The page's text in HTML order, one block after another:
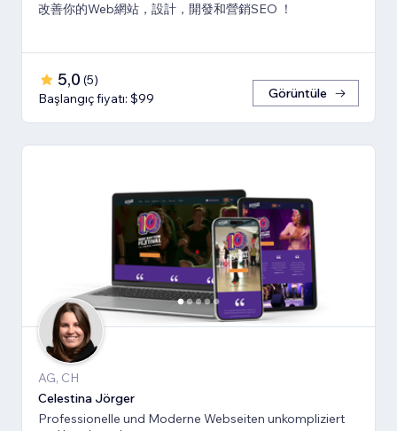
改善你的Web網站，設計，開發和營銷SEO ！
5,0 (5)
Başlangıç fiyatı: $99
Görüntüle
AG, CH
Celestina Jörger
Professionelle und Moderne Webseiten unkompliziert